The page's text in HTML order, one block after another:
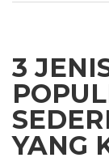
3
YANG